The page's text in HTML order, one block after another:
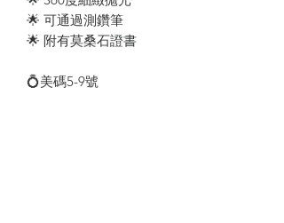
🌟 可通過測鑽筆
🌟 附有莫桑石證書
💍美碼5-9號